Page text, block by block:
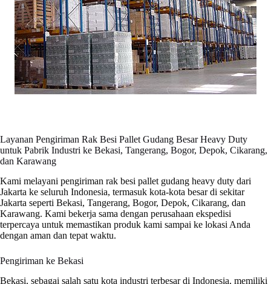
Layanan Pengiriman Rak Besi Pallet Gudang Besar Heavy Duty
untuk Pabrik Industri ke Bekasi, Tangerang, Bogor, Depok, Cikarang,
dan Karawang
Kami melayani pengiriman rak besi pallet gudang heavy duty dari
Jakarta ke seluruh Indonesia, termasuk kota-kota besar di sekitar
Jakarta seperti Bekasi, Tangerang, Bogor, Depok, Cikarang, dan
Karawang. Kami bekerja sama dengan perusahaan ekspedisi
terpercaya untuk memastikan produk kami sampai ke lokasi Anda
dengan aman dan tepat waktu.
Pengiriman ke Bekasi
Bekasi, sebagai salah satu kota industri terbesar di Indonesia, memiliki